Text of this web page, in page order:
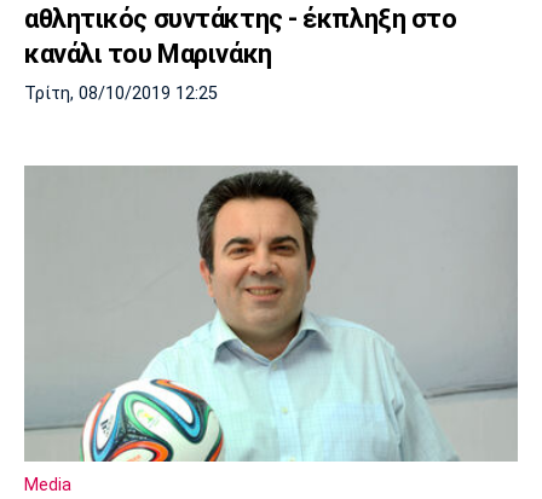
αθλητικός συντάκτης - έκπληξη στο
κανάλι του Μαρινάκη
Τρίτη, 08/10/2019 12:25
Media